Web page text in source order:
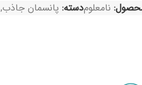
نامعلومدسته: پانسمان جاذب,